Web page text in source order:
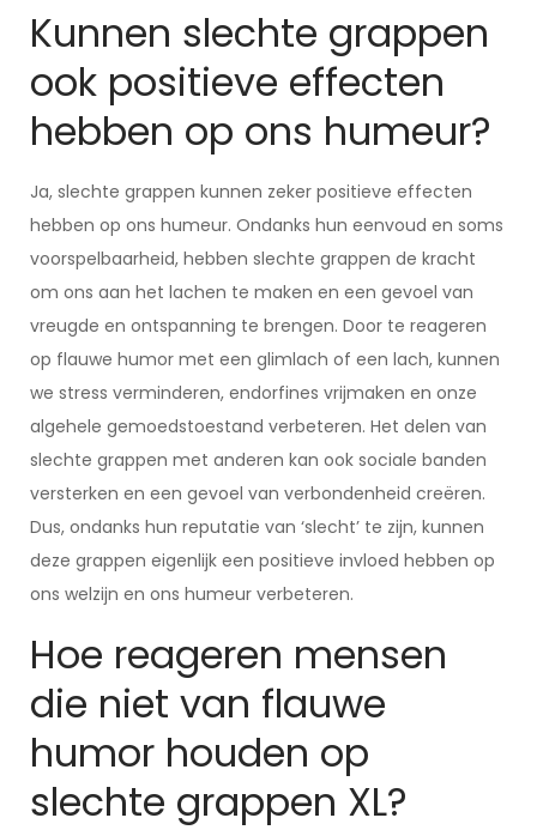
Kunnen slechte grappen
ook positieve effecten
hebben op ons humeur?
Ja, slechte grappen kunnen zeker positieve effecten
hebben op ons humeur. Ondanks hun eenvoud en soms
voorspelbaarheid, hebben slechte grappen de kracht
om ons aan het lachen te maken en een gevoel van
vreugde en ontspanning te brengen. Door te reageren
op flauwe humor met een glimlach of een lach, kunnen
we stress verminderen, endorfines vrijmaken en onze
algehele gemoedstoestand verbeteren. Het delen van
slechte grappen met anderen kan ook sociale banden
versterken en een gevoel van verbondenheid creëren.
Dus, ondanks hun reputatie van ‘slecht’ te zijn, kunnen
deze grappen eigenlijk een positieve invloed hebben op
ons welzijn en ons humeur verbeteren.
Hoe reageren mensen
die niet van flauwe
humor houden op
slechte grappen XL?